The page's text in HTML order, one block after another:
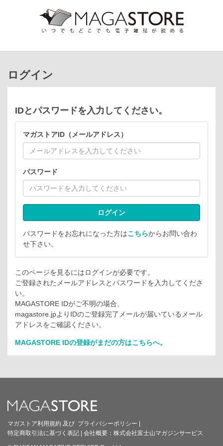
ログイン
IDとパスワードを入力してください。
マガストアID（メールアドレス）
パスワード
パスワードをお忘れになった方はこちらからお問い合わ
せ下さい。
このページを見るにはログインが必要です。
ご登録されたメールアドレスとパスワードを入力してくださ
い。
MAGASTORE IDがご不明の場合、
magastore.jpよりIDのご登録完了メールが届いているメール
アドレスをご確認ください。
MAGASTORE IDの登録がまだの方はこちらへ。
マガストア利用規約 及び プライバシーポリシー
特定商取引法に基づく表記
会社概要： 株式会社富士山マガジンサービス